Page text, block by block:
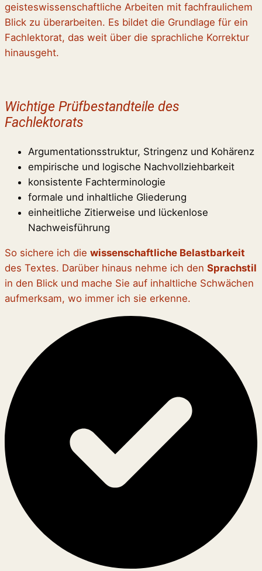
geisteswissenschaftliche Arbeiten mit fachfraulichem
Blick zu überarbeiten. Es bildet die Grundlage für ein
Fachlektorat, das weit über die sprachliche Korrektur
hinausgeht.
Wichtige Prüfbestandteile des
Fachlektorats
Argumentationsstruktur, Stringenz und Kohärenz
empirische und logische Nachvollziehbarkeit
konsistente Fachterminologie
formale und inhaltliche Gliederung
einheitliche Zitierweise und lückenlose
Nachweisführung
So sichere ich die wissenschaftliche Belastbarkeit
des Textes. Darüber hinaus nehme ich den Sprachstil
in den Blick und mache Sie auf inhaltliche Schwächen
aufmerksam, wo immer ich sie erkenne.